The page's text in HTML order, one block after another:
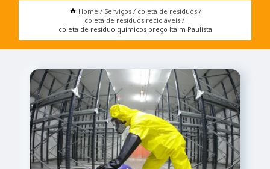
Home Serviços
coleta de resíduos
coleta de resíduos recicláveis
coleta de resíduo químicos preço Itaim Paulista